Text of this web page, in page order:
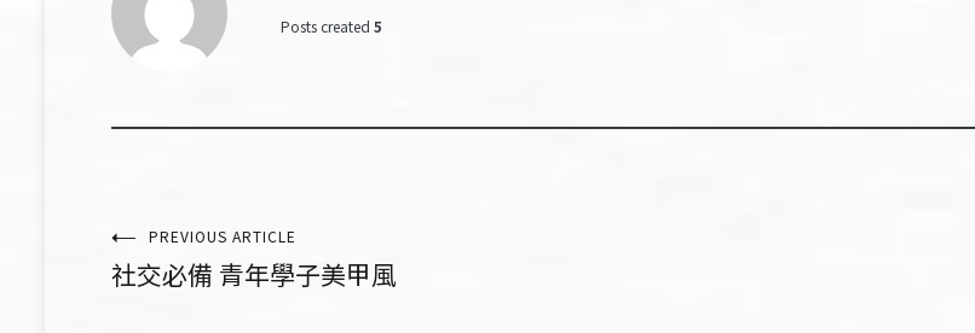
Posts created 5
文PREVIOUS ARTICLE
社交必備 青年學子美甲風